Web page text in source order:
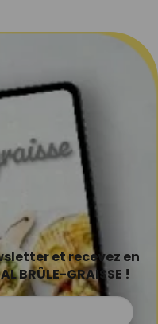
et recevez en
BRÛLE-GRAISSE !